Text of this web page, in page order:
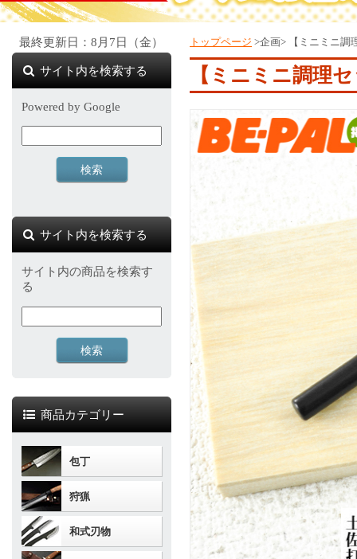
トップページ >企画> 【ミニミニ
【ミニミニ調理
最終更新日：8月7日（金）
サイト内を検索する
Powered by Google
サイト内を検索する
サイト内の商品を検索す
る
商品カテゴリー
包丁
狩猟
和式刃物